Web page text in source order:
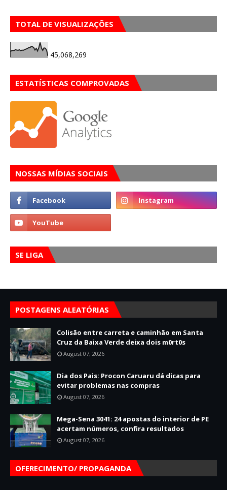
TOTAL DE VISUALIZAÇÕES
45,068,269
ESTATÍSTICAS COMPROVADAS
NOSSAS MÍDIAS SOCIAIS
SE LIGA
POSTAGENS ALEATÓRIAS
Colisão entre carreta e caminhão em Santa
Cruz da Baixa Verde deixa dois m0rt0s
August 07, 2026
Dia dos Pais: Procon Caruaru dá dicas para
evitar problemas nas compras
August 07, 2026
Mega-Sena 3041: 24 apostas do interior de PE
acertam números, confira resultados
August 07, 2026
OFERECIMENTO/ PROPAGANDA